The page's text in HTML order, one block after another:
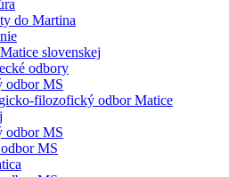
do Martina
slovenskej
odbory
odbor MS
filozofický odbor Matice
odbor MS
MS